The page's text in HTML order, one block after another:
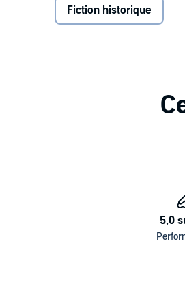
néanmoins à Montréal
avec la Seconde Guerre
©2023 Guy Saint-Jean
Fiction historique